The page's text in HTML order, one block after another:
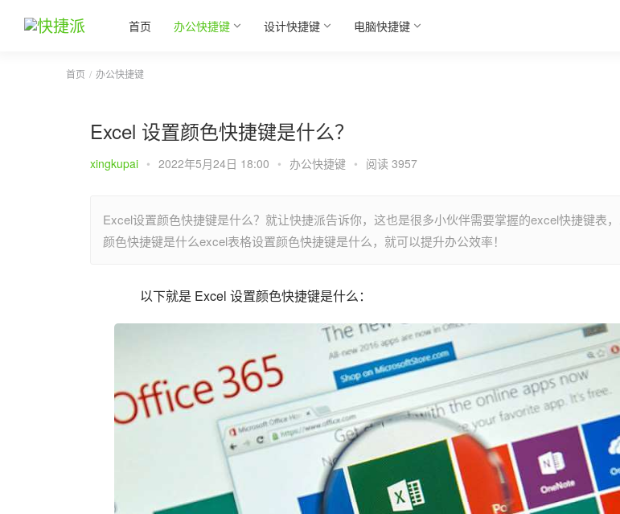
首页 办公快捷键 设计快捷键 电脑快捷键
首页 办公快捷键
Excel 设置颜色快捷键是什么？
xingkupai • 2022年5月24日 18:00 • 办公快捷键 • 阅读 3957
Excel设置颜色快捷键是什么？就让快捷派告诉你，这也是很多小伙伴需要掌握的excel快捷键表
颜色快捷键是什么excel表格设置颜色快捷键是什么，就可以提升办公效率！
以下就是 Excel 设置颜色快捷键是什么：